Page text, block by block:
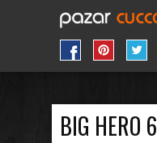
BIG HERO 6